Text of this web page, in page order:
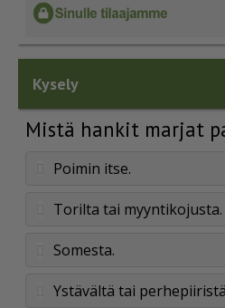
Kysely
Mistä hankit marjat
Poimin itse.
Torilta tai myyntikojusta.
Somesta.
Ystävältä tai